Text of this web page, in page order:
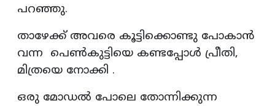
പറഞ്ഞു.
താഴേക്ക് അവരെ കൂട്ടിക്കൊണ്ടു പോകാൻ
വന്ന പെൺകുട്ടിയെ കണ്ടപ്പോൾ പ്രീതി,
മിത്രയെ നോക്കി .
ഒരു മോഡൽ പോലെ തോന്നിക്കുന്ന